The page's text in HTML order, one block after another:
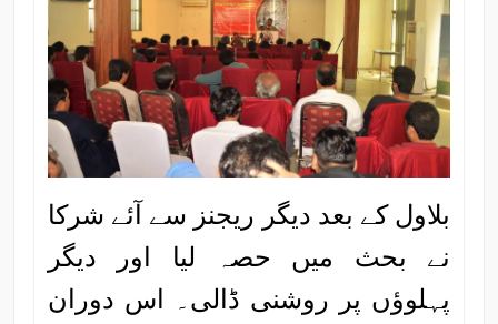
بلاول کے بعد دیگر ریجنز سے آئے شرکا
نے بحث میں حصہ لیا اور دیگر
پہلوؤں پر روشنی ڈالی۔ اس دوران